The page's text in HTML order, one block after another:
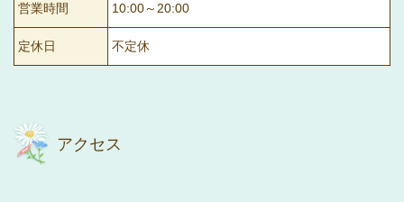
営業時間 10:00～20:00
定休日 不定休
アクセス